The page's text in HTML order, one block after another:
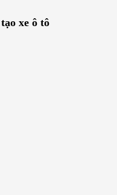
xe ô tô